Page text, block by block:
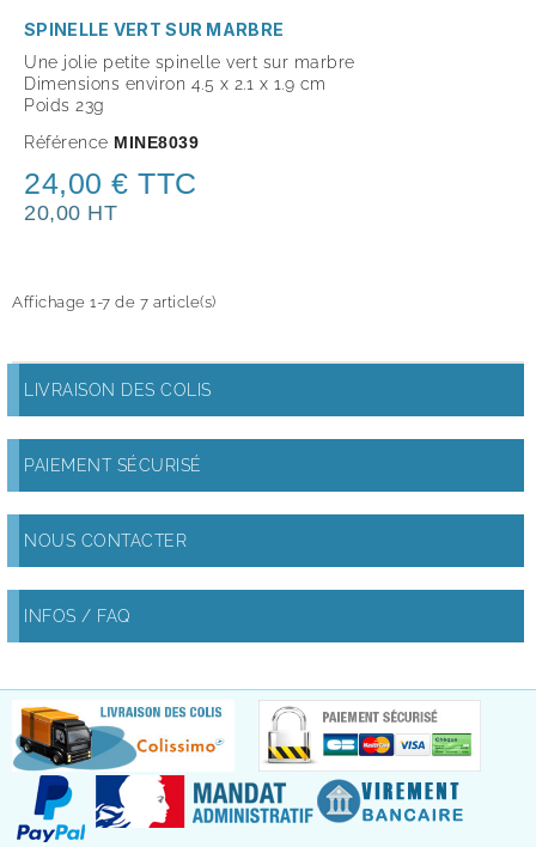
SPINELLE VERT SUR MARBRE
Une jolie petite spinelle vert sur marbre
Dimensions environ 4.5 x 2.1 x 1.9 cm
Poids 23g
Référence MINE8039
24,00 € TTC
20,00 HT
Affichage 1-7 de 7 article(s)
LIVRAISON DES COLIS
PAIEMENT SÉCURISÉ
NOUS CONTACTER
INFOS / FAQ